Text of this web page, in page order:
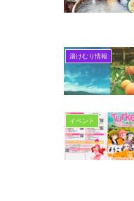
湯けむり情報
イベント